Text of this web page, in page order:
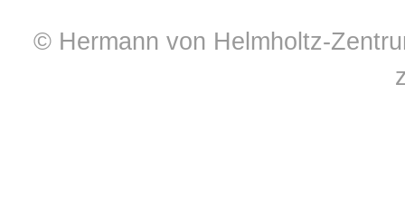
© Hermann von Helmholtz-